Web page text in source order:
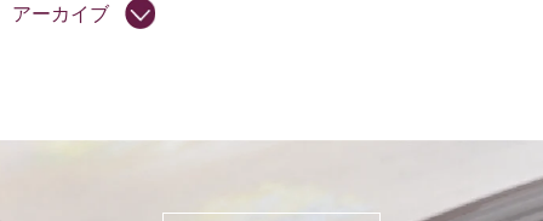
アーカイブ